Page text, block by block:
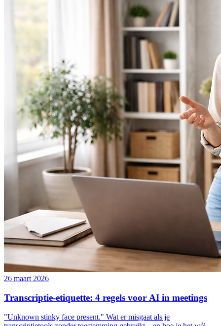
26 maart 2026
Transcriptie-etiquette: 4 regels voor AI in meetings
"Unknown stinky face present." Wat er misgaat als je